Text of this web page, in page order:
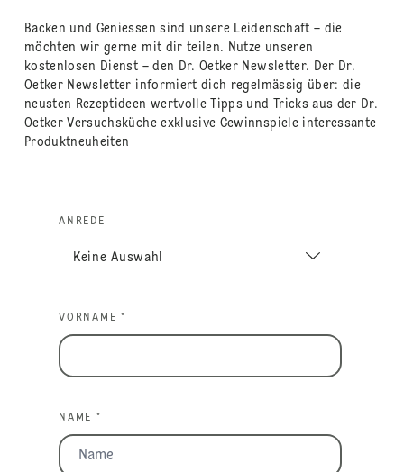
Backen und Geniessen sind unsere Leidenschaft – die
möchten wir gerne mit dir teilen. Nutze unseren
kostenlosen Dienst – den Dr. Oetker Newsletter. Der Dr.
Oetker Newsletter informiert dich regelmässig über: die
neusten Rezeptideen wertvolle Tipps und Tricks aus der Dr.
Oetker Versuchsküche exklusive Gewinnspiele interessante
Produktneuheiten
ANREDE
VORNAME *
NAME *